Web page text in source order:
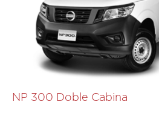
NP 300 Doble Cabina